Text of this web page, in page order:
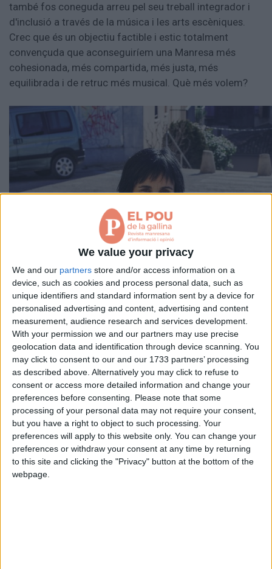
We value your privacy
We and our partners store and/or access information on a
device, such as cookies and process personal data, such as
unique identifiers and standard information sent by a device for
personalised advertising and content, advertising and content
measurement, audience research and services development.
With your permission we and our partners may use precise
geolocation data and identification through device scanning. You
may click to consent to our and our 1733 partners’ processing
as described above. Alternatively you may click to refuse to
consent or access more detailed information and change your
preferences before consenting.
Please note that some
processing of your personal data may not require your consent,
but you have a right to object to such processing. Your
preferences will apply to this website only. You can change your
preferences or withdraw your consent at any time by returning
to this site and clicking the "Privacy" button at the bottom of the
webpage.
també fos coneguda arreu pel seu treball integrador i
d'inclusió a través de la música i les arts escèniques.
Crec que és un objectiu factible i estic totalment
convençuda que aconseguiríem una Manresa més
cohesionada, més compartida, més justa, més
equilibrada i de retruc més musical. Què més volem?